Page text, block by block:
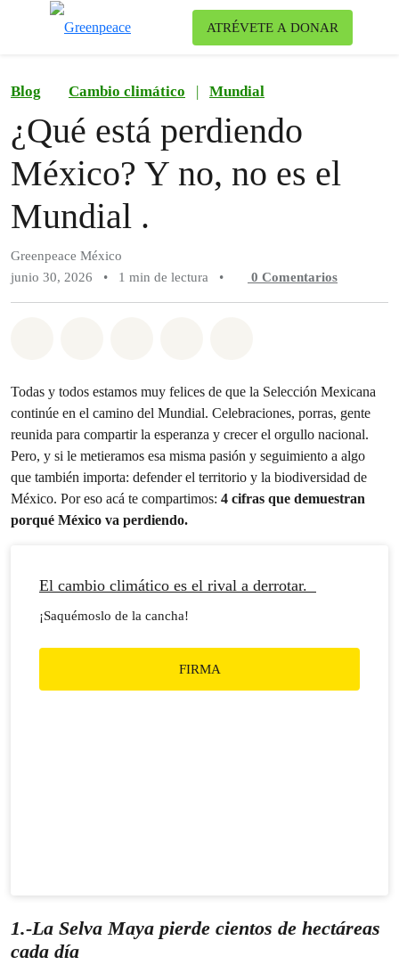
ATRÉVETE A DONAR
Blog Cambio climático | Mundial
¿Qué está perdiendo
México? Y no, no es el
Mundial .
Greenpeace México
junio 30, 2026
• 1 min de lectura • 0 Comentarios
Todas y todos estamos muy felices de que la Selección Mexicana
continúe en el camino del Mundial. Celebraciones, porras, gente
reunida para compartir la esperanza y crecer el orgullo nacional.
Pero, y si le metieramos esa misma pasión y seguimiento a algo
que también importa: defender el territorio y la biodiversidad de
México. Por eso acá te compartimos: 4 cifras que demuestran
porqué México va perdiendo.
El cambio climático es el rival a derrotar.
¡Saquémoslo de la cancha!
FIRMA
1.-La Selva Maya pierde cientos de hectáreas
cada día